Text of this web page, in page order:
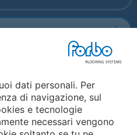
dati personali. Per
di navigazione, sul
e tecnologie
necessari vengono